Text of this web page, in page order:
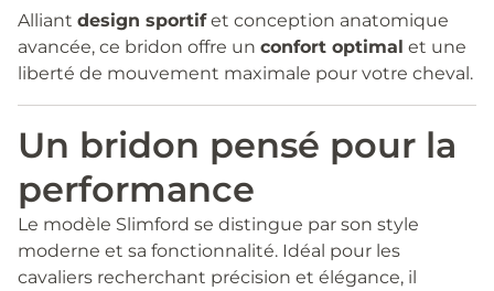
Alliant design sportifet conception anatomique
avancée, ce bridon offre un confort optimal et une
liberté de mouvement maximale pour votre cheval.
Un bridon pensé pour la
performance
Le modèle Slimford se distingue par son style
moderne et sa fonctionnalité. Idéal pour les
cavaliers recherchant précision et élégance, il